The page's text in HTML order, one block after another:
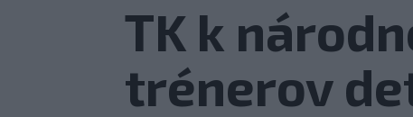
TK k
trénerov